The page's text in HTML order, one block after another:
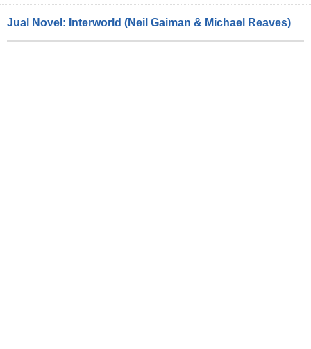
Jual Novel: Interworld (Neil Gaiman & Michael Reaves)